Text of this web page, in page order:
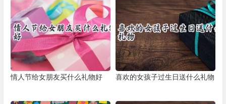
情人节给女朋友买什么礼物好 喜欢的女孩子过生日送什么礼物